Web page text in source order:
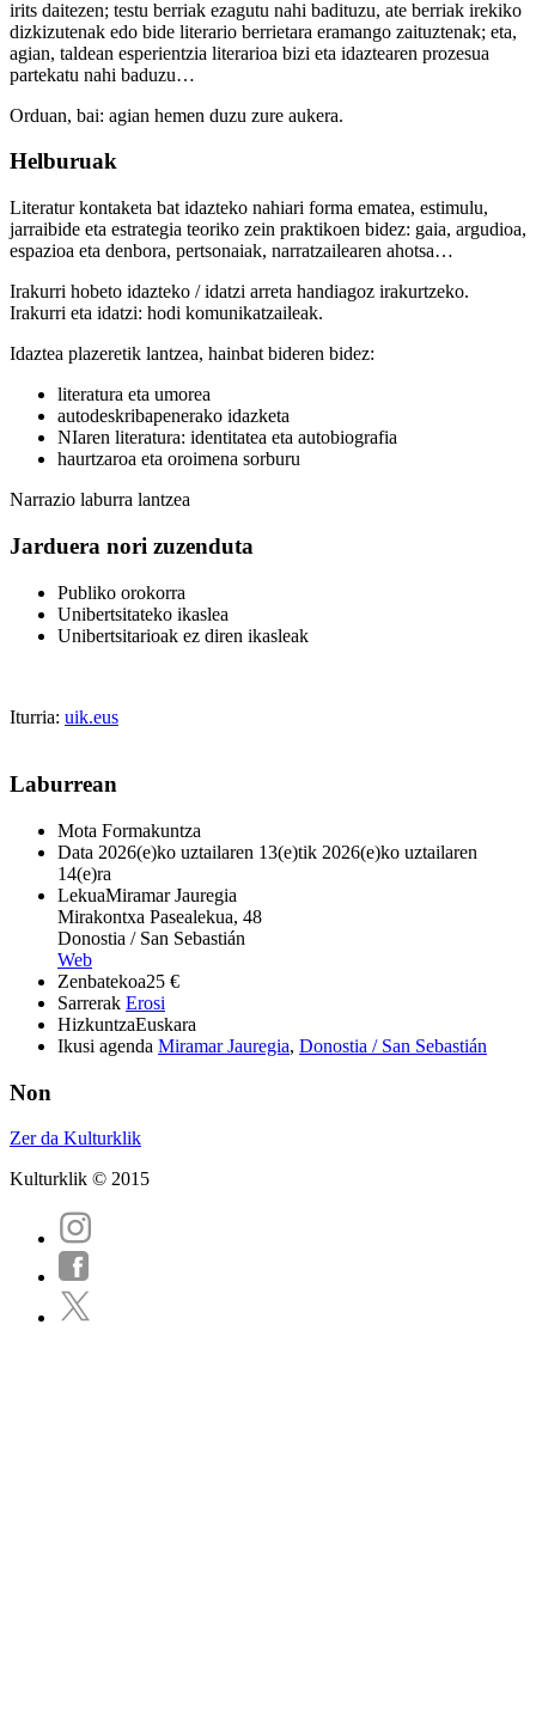
irits daitezen; testu berriak ezagutu nahi badituzu, ate berriak irekiko
dizkizutenak edo bide literario berrietara eramango zaituztenak; eta,
agian, taldean esperientzia literarioa bizi eta idaztearen prozesua
partekatu nahi baduzu…
Orduan, bai: agian hemen duzu zure aukera.
Helburuak
Literatur kontaketa bat idazteko nahiari forma ematea, estimulu,
jarraibide eta estrategia teoriko zein praktikoen bidez: gaia, argudioa,
espazioa eta denbora, pertsonaiak, narratzailearen ahotsa…
Irakurri hobeto idazteko / idatzi arreta handiagoz irakurtzeko.
Irakurri eta idatzi: hodi komunikatzaileak.
Idaztea plazeretik lantzea, hainbat bideren bidez:
literatura eta umorea
autodeskribapenerako idazketa
NIaren literatura: identitatea eta autobiografia
haurtzaroa eta oroimena sorburu
Narrazio laburra lantzea
Jarduera nori zuzenduta
Publiko orokorra
Unibertsitateko ikaslea
Unibertsitarioak ez diren ikasleak
Iturria: uik.eus
Laburrean
Mota Formakuntza
Data 2026(e)ko uztailaren 13(e)tik 2026(e)ko uztailaren
14(e)ra
LekuaMiramar Jauregia
Mirakontxa Pasealekua, 48
Donostia / San Sebastián
Web
Zenbatekoa25 €
Sarrerak Erosi
HizkuntzaEuskara
Ikusi agenda Miramar Jauregia, Donostia / San Sebastián
Non
Zer da Kulturklik
Kulturklik © 2015